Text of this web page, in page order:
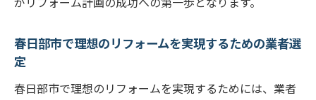
春日部市で理想のリフォームを実現するための業者選
定
春日部市で理想のリフォームを実現するためには、業者